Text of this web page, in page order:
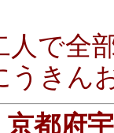
人で全
うきん
京都府